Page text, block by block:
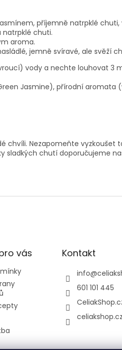
příjemně natrpklé chuti,
natrpklé chuti.
aroma.
jemně svíravé, ale svěží
vody a nechte louhovat 3
Jasmine), přírodní aromata
chvíli. Nezapomeňte vyzkoušet
sladkých chutí doporučujeme
vás Kontakt
info@
601 101 445
celiakshop.cz